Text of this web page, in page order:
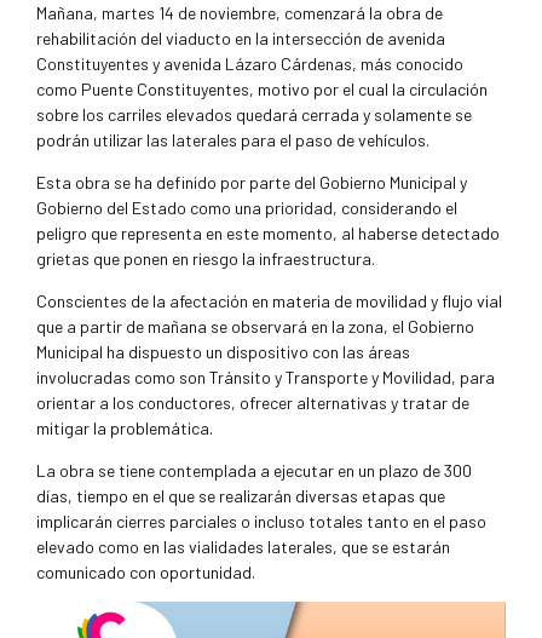
Mañana, martes 14 de noviembre, comenzará la obra de
rehabilitación del viaducto en la intersección de avenida
Constituyentes y avenida Lázaro Cárdenas, más conocido
como Puente Constituyentes, motivo por el cual la circulación
sobre los carriles elevados quedará cerrada y solamente se
podrán utilizar las laterales para el paso de vehículos.
Esta obra se ha definido por parte del Gobierno Municipal y
Gobierno del Estado como una prioridad, considerando el
peligro que representa en este momento, al haberse detectado
grietas que ponen en riesgo la infraestructura.
Conscientes de la afectación en materia de movilidad y flujo vial
que a partir de mañana se observará en la zona, el Gobierno
Municipal ha dispuesto un dispositivo con las áreas
involucradas como son Tránsito y Transporte y Movilidad, para
orientar a los conductores, ofrecer alternativas y tratar de
mitigar la problemática.
La obra se tiene contemplada a ejecutar en un plazo de 300
días, tiempo en el que se realizarán diversas etapas que
implicarán cierres parciales o incluso totales tanto en el paso
elevado como en las vialidades laterales, que se estarán
comunicado con oportunidad.